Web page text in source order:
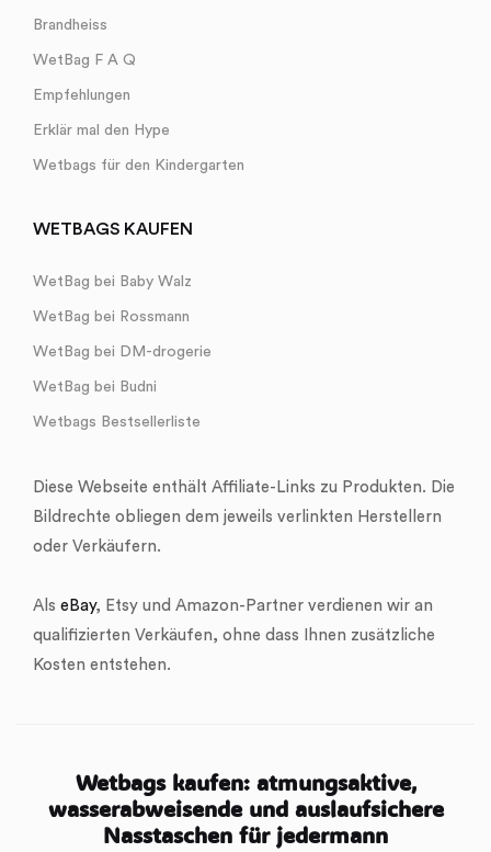
Brandheiss
WetBag F A Q
Empfehlungen
Erklär mal den Hype
Wetbags für den Kindergarten
WETBAGS KAUFEN
WetBag bei Baby Walz
WetBag bei Rossmann
WetBag bei DM-drogerie
WetBag bei Budni
Wetbags Bestsellerliste
Diese Webseite enthält Affiliate-Links zu Produkten. Die
Bildrechte obliegen dem jeweils verlinkten Herstellern
oder Verkäufern.
Als eBay, Etsy und Amazon-Partner verdienen wir an
qualifizierten Verkäufen, ohne dass Ihnen zusätzliche
Kosten entstehen.
Wetbags kaufen: atmungsaktive,
wasserabweisende und auslaufsichere
Nasstaschen für jedermann